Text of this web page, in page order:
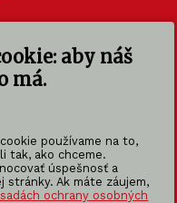
aby náš
má.
používame na to,
tak, ako chceme.
úspešnosť a
Ak máte záujem,
ochrany osobných
325